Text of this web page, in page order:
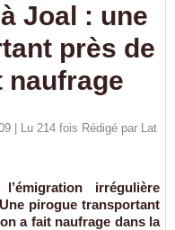
Joal : une
près de
naufrage
| Lu 214 fois Rédigé par Lat
irrégulière
pirogue transportant
a fait naufrage dans la